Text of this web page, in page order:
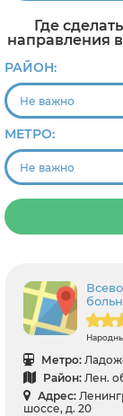
Где
направления
РАЙОН:
МЕТРО:
Метро:
Район: Лен.
Адрес:
шоссе, д. 20